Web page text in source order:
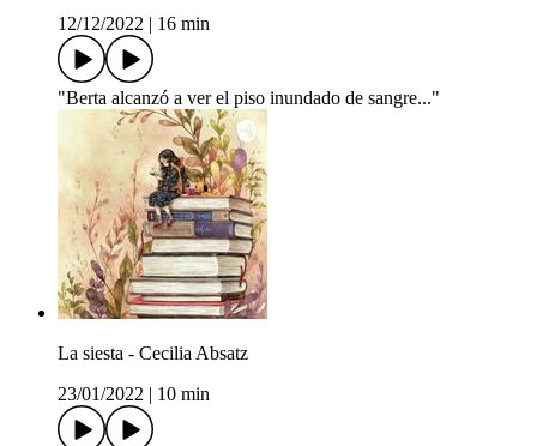
12/12/2022
16 min
"Berta alcanzó a ver el piso inundado de sangre..."
La siesta - Cecilia Absatz
23/01/2022
10 min